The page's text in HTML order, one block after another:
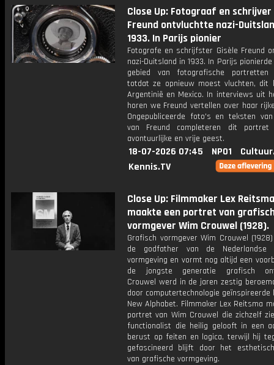
Close Up: Fotograaf en schrijver
Freund ontvluchtte nazi-
1933. In Parijs pionier
Fotografe en schrijfster Gisèle Freund
nazi-Duitsland in 1933. In Parijs
gebied van fotografische
totdat ze opnieuw moest vluchten, dit
Argentinië en Mexico. In interviews uit
horen we Freund vertellen over haar
Ongepubliceerde foto's en teksten
van Freund completeren dit
avontuurlijke en vrije geest.
18-07-2026 07:45 NPO1
Kennis.TV
Close Up: Filmmaker Lex Reitsma
maakte een portret van
vormgever Wim Crouwel (1928).
Grafisch vormgever Wim Crouwel
de godfather van de Nederlandse
vormgeving en vormt nog altijd een
de jongste generatie grafisch
Crouwel werd in de jaren zestig
door computertechnologie
New Alphabet. Filmmaker Lex Reitsma
portret van Wim Crouwel die zichzelf
functionalist die heilig gelooft in een
berust op feiten en logica, terwijl hij
gefascineerd blijft door het
van grafische vormgeving.